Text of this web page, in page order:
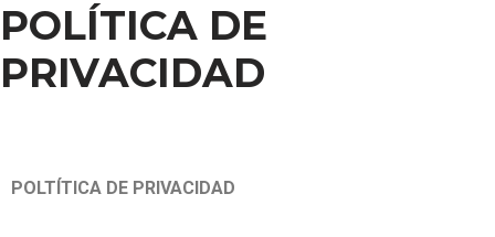
POLÍTICA DE
PRIVACIDAD
POLTÍTICA DE PRIVACIDAD